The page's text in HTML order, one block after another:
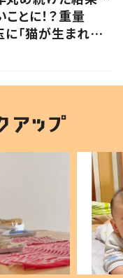
とに！？重量
「猫が生まれそ